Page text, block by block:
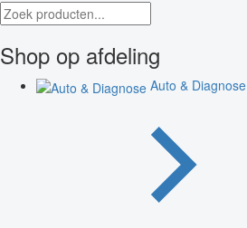
Shop op afdeling
Auto & Diagnose